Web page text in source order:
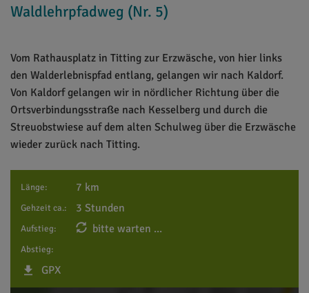
Waldlehrpfadweg (Nr. 5)
Vom Rathausplatz in Titting zur Erzwäsche, von hier links
den Walderlebnispfad entlang, gelangen wir nach Kaldorf.
Von Kaldorf gelangen wir in nördlicher Richtung über die
Ortsverbindungsstraße nach Kesselberg und durch die
Streuobstwiese auf dem alten Schulweg über die Erzwäsche
wieder zurück nach Titting.
Länge: 7 km
Gehzeit ca.: 3 Stunden
Aufstieg: bitte warten ...
Abstieg:
GPX